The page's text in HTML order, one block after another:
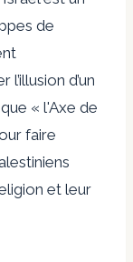
de
d’un
« l'Axe de
faire
et leur